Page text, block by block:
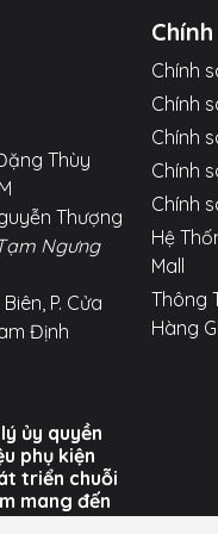
biệt, kẹp vẫn có
với các dòng điện
Thùy
Thượng
Ngưng
P. Cửa
Định
ủy quyền
phụ kiện
triển chuỗi
mang đến
và dịch vụ
Chính
Chính
Chính
Chính
Chính
Hệ
Mall
Thông
Hàng